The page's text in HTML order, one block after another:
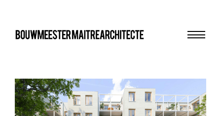
bma